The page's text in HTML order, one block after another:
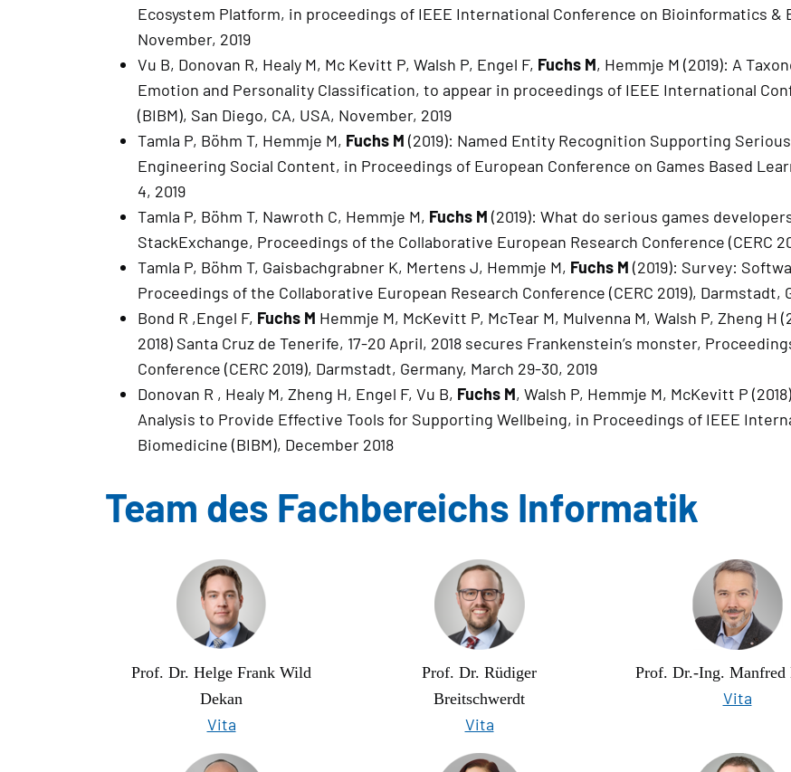
Ecosystem Platform, in proceedings of IEEE International Conference on Bioinformatics &
November, 2019
Vu B, Donovan R, Healy M, Mc Kevitt P, Walsh P, Engel F, Fuchs M, Hemmje M (2019): A
Emotion and Personality Classification, to appear in proceedings of IEEE International
(BIBM), San Diego, CA, USA, November, 2019
Tamla P, Böhm T, Hemmje M, Fuchs M (2019): Named Entity Recognition Supporting
Engineering Social Content, in Proceedings of European Conference on Games Based
4, 2019
Tamla P, Böhm T, Nawroth C, Hemmje M, Fuchs M (2019): What do serious games
StackExchange, Proceedings of the Collaborative European Research Conference (CERC
Tamla P, Böhm T, Gaisbachgrabner K, Mertens J, Hemmje M, Fuchs M (2019): Survey:
Proceedings of the Collaborative European Research Conference (CERC 2019), Darmstadt,
Bond R ,Engel F, Fuchs M Hemmje M, McKevitt P, McTear M, Mulvenna M, Walsh P, Zheng H
2018) Santa Cruz de Tenerife, 17-20 April, 2018 secures Frankenstein’s monster,
Conference (CERC 2019), Darmstadt, Germany, March 29-30, 2019
Donovan R , Healy M, Zheng H, Engel F, Vu B, Fuchs M, Walsh P, Hemmje M, McKevitt P
Analysis to Provide Effective Tools for Supporting Wellbeing, in Proceedings of IEEE
Biomedicine (BIBM), December 2018
Team des Fachbereichs Informatik
Prof. Dr. Helge Frank Wild
Dekan
Vita
Prof. Dr. Rüdiger
Breitschwerdt
Vita
Prof. Dr.-Ing. Manfred
Vita